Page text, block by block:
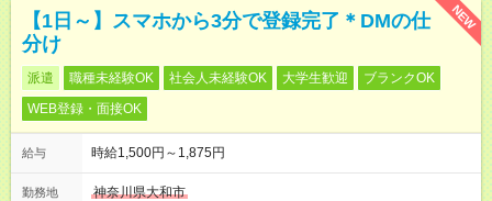
NEW
【1日～】スマホから3分で登録完了＊DMの仕
分け
派遣 職種未経験OK 社会人未経験OK 大学生歓迎
ブランクOK
WEB登録・面接OK
給与 時給1,500円～1,875円
勤務地
神奈川県大和市